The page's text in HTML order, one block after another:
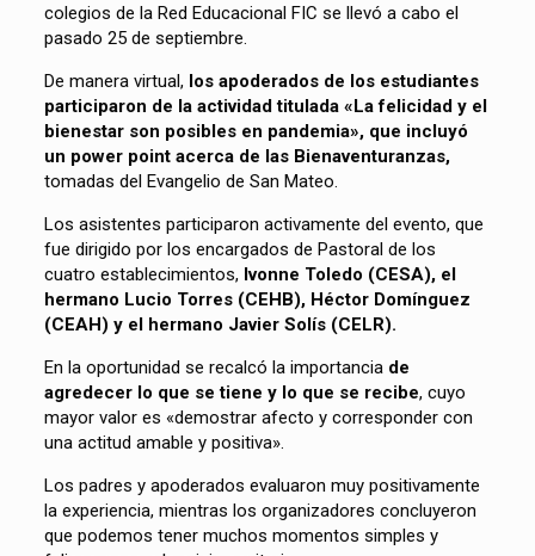
colegios de la Red Educacional FIC se llevó a cabo el
pasado 25 de septiembre.
De manera virtual, los apoderados de los estudiantes
participaron de la actividad titulada «La felicidad y el
bienestar son posibles en pandemia», que incluyó
un power point acerca de las Bienaventuranzas,
tomadas del Evangelio de San Mateo.
Los asistentes participaron activamente del evento, que
fue dirigido por los encargados de Pastoral de los
cuatro establecimientos,Ivonne Toledo (CESA), el
hermano Lucio Torres (CEHB), Héctor Domínguez
(CEAH) y el hermano Javier Solís (CELR).
En la oportunidad se recalcó la importancia de
agredecer lo que se tiene y lo que se recibe, cuyo
mayor valor es «demostrar afecto y corresponder con
una actitud amable y positiva».
Los padres y apoderados evaluaron muy positivamente
la experiencia, mientras los organizadores concluyeron
que podemos tener muchos momentos simples y